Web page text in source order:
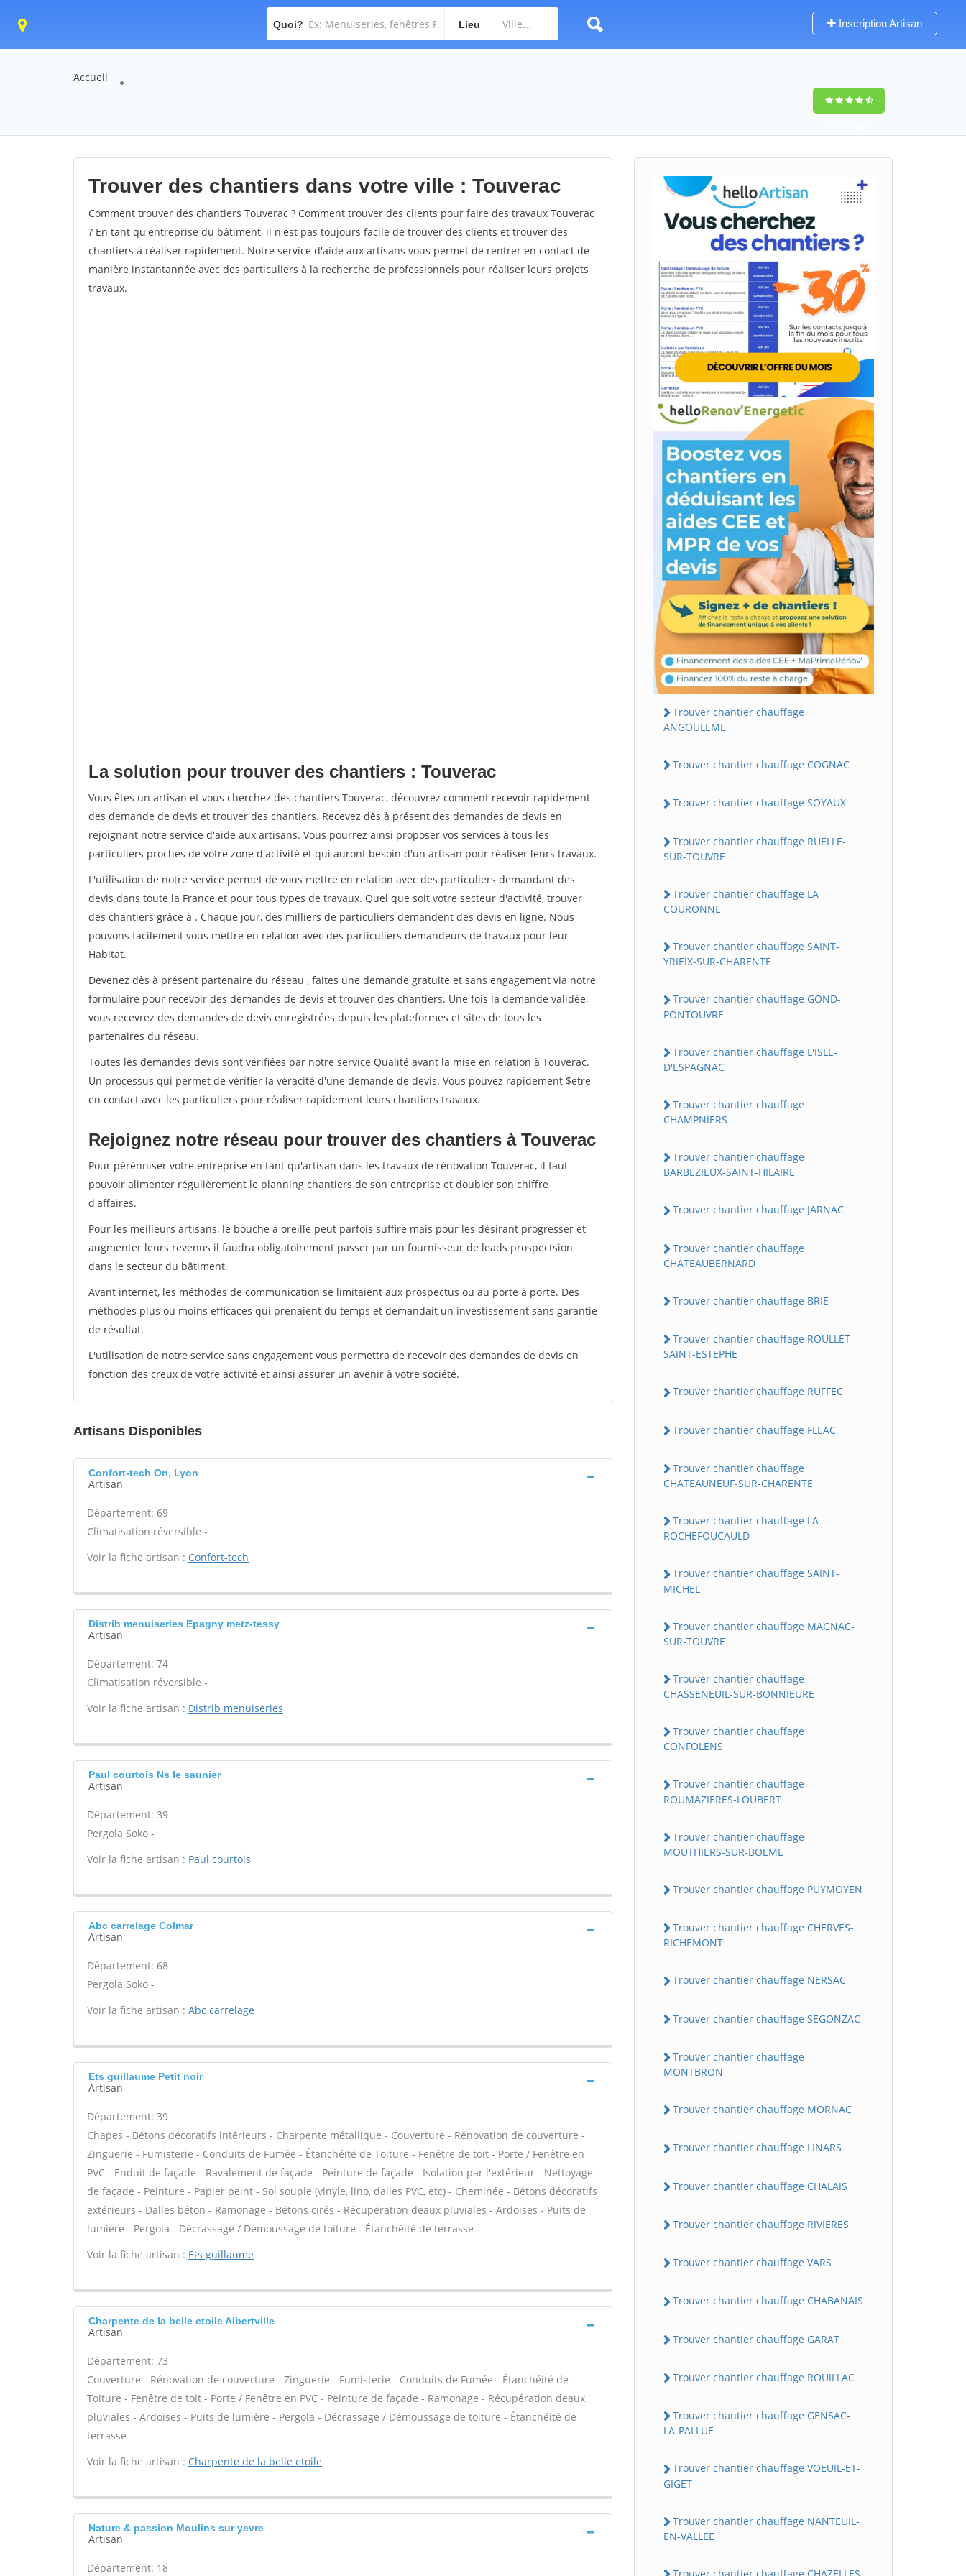
Quoi? Lieu Inscription Artisan
Accueil
Trouver des chantiers dans votre ville : Touverac
Comment trouver des chantiers Touverac ? Comment trouver des clients pour faire des travaux Touverac
? En tant qu'entreprise du bâtiment, il n'est pas toujours facile de trouver des clients et trouver des
chantiers à réaliser rapidement. Notre service d'aide aux artisans vous permet de rentrer en contact de
manière instantannée avec des particuliers à la recherche de professionnels pour réaliser leurs projets
travaux.
La solution pour trouver des chantiers : Touverac
Vous êtes un artisan et vous cherchez des chantiers Touverac, découvrez comment recevoir rapidement
des demande de devis et trouver des chantiers. Recevez dès à présent des demandes de devis en
rejoignant notre service d'aide aux artisans. Vous pourrez ainsi proposer vos services à tous les
particuliers proches de votre zone d'activité et qui auront besoin d'un artisan pour réaliser leurs travaux.
L'utilisation de notre service permet de vous mettre en relation avec des particuliers demandant des
devis dans toute la France et pour tous types de travaux. Quel que soit votre secteur d'activité, trouver
des chantiers grâce à . Chaque jour, des milliers de particuliers demandent des devis en ligne. Nous
pouvons facilement vous mettre en relation avec des particuliers demandeurs de travaux pour leur
Habitat.
Devenez dès à présent partenaire du réseau , faites une demande gratuite et sans engagement via notre
formulaire pour recevoir des demandes de devis et trouver des chantiers. Une fois la demande validée,
vous recevrez des demandes de devis enregistrées depuis les plateformes et sites de tous les
partenaires du réseau.
Toutes les demandes devis sont vérifiées par notre service Qualité avant la mise en relation à Touverac.
Un processus qui permet de vérifier la véracité d'une demande de devis. Vous pouvez rapidement $etre
en contact avec les particuliers pour réaliser rapidement leurs chantiers travaux.
Rejoignez notre réseau pour trouver des chantiers à Touverac
Pour pérénniser votre entreprise en tant qu'artisan dans les travaux de rénovation Touverac, il faut
pouvoir alimenter régulièrement le planning chantiers de son entreprise et doubler son chiffre
d'affaires.
Pour les meilleurs artisans, le bouche à oreille peut parfois suffire mais pour les désirant progresser et
augmenter leurs revenus il faudra obligatoirement passer par un fournisseur de leads prospectsion
dans le secteur du bâtiment.
Avant internet, les méthodes de communication se limitaient aux prospectus ou au porte à porte. Des
méthodes plus ou moins efficaces qui prenaient du temps et demandait un investissement sans garantie
de résultat.
L'utilisation de notre service sans engagement vous permettra de recevoir des demandes de devis en
fonction des creux de votre activité et ainsi assurer un avenir à votre société.
Artisans Disponibles
Confort-tech On, Lyon
Artisan
Département: 69
Climatisation réversible -
Voir la fiche artisan : Confort-tech
Distrib menuiseries Epagny metz-tessy
Artisan
Département: 74
Climatisation réversible -
Voir la fiche artisan : Distrib menuiseries
Paul courtois Ns le saunier
Artisan
Département: 39
Pergola Soko -
Voir la fiche artisan : Paul courtois
Abc carrelage Colmar
Artisan
Département: 68
Pergola Soko -
Voir la fiche artisan : Abc carrelage
Ets guillaume Petit noir
Artisan
Département: 39
Chapes - Bétons décoratifs intérieurs - Charpente métallique - Couverture - Rénovation de couverture -
Zinguerie - Fumisterie - Conduits de Fumée - Étanchéité de Toiture - Fenêtre de toit - Porte / Fenêtre en
PVC - Enduit de façade - Ravalement de façade - Peinture de façade - Isolation par l'extérieur - Nettoyage
de façade - Peinture - Papier peint - Sol souple (vinyle, lino, dalles PVC, etc) - Cheminée - Bétons décoratifs
extérieurs - Dalles béton - Ramonage - Bétons cirés - Récupération deaux pluviales - Ardoises - Puits de
lumière - Pergola - Décrassage / Démoussage de toiture - Étanchéité de terrasse -
Voir la fiche artisan : Ets guillaume
Charpente de la belle etoile Albertville
Artisan
Département: 73
Couverture - Rénovation de couverture - Zinguerie - Fumisterie - Conduits de Fumée - Étanchéité de
Toiture - Fenêtre de toit - Porte / Fenêtre en PVC - Peinture de façade - Ramonage - Récupération deaux
pluviales - Ardoises - Puits de lumière - Pergola - Décrassage / Démoussage de toiture - Étanchéité de
terrasse -
Voir la fiche artisan : Charpente de la belle etoile
Nature & passion Moulins sur yevre
Artisan
Département: 18
Trouver chantier chauffage
ANGOULEME
Trouver chantier chauffage COGNAC
Trouver chantier chauffage SOYAUX
Trouver chantier chauffage RUELLE-
SUR-TOUVRE
Trouver chantier chauffage LA
COURONNE
Trouver chantier chauffage SAINT-
YRIEIX-SUR-CHARENTE
Trouver chantier chauffage GOND-
PONTOUVRE
Trouver chantier chauffage L'ISLE-
D'ESPAGNAC
Trouver chantier chauffage
CHAMPNIERS
Trouver chantier chauffage
BARBEZIEUX-SAINT-HILAIRE
Trouver chantier chauffage JARNAC
Trouver chantier chauffage
CHATEAUBERNARD
Trouver chantier chauffage BRIE
Trouver chantier chauffage ROULLET-
SAINT-ESTEPHE
Trouver chantier chauffage RUFFEC
Trouver chantier chauffage FLEAC
Trouver chantier chauffage
CHATEAUNEUF-SUR-CHARENTE
Trouver chantier chauffage LA
ROCHEFOUCAULD
Trouver chantier chauffage SAINT-
MICHEL
Trouver chantier chauffage MAGNAC-
SUR-TOUVRE
Trouver chantier chauffage
CHASSENEUIL-SUR-BONNIEURE
Trouver chantier chauffage
CONFOLENS
Trouver chantier chauffage
ROUMAZIERES-LOUBERT
Trouver chantier chauffage
MOUTHIERS-SUR-BOEME
Trouver chantier chauffage PUYMOYEN
Trouver chantier chauffage CHERVES-
RICHEMONT
Trouver chantier chauffage NERSAC
Trouver chantier chauffage SEGONZAC
Trouver chantier chauffage
MONTBRON
Trouver chantier chauffage MORNAC
Trouver chantier chauffage LINARS
Trouver chantier chauffage CHALAIS
Trouver chantier chauffage RIVIERES
Trouver chantier chauffage VARS
Trouver chantier chauffage CHABANAIS
Trouver chantier chauffage GARAT
Trouver chantier chauffage ROUILLAC
Trouver chantier chauffage GENSAC-
LA-PALLUE
Trouver chantier chauffage VOEUIL-ET-
GIGET
Trouver chantier chauffage NANTEUIL-
EN-VALLEE